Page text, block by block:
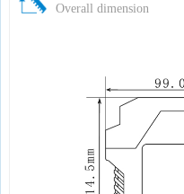
Overall dimension